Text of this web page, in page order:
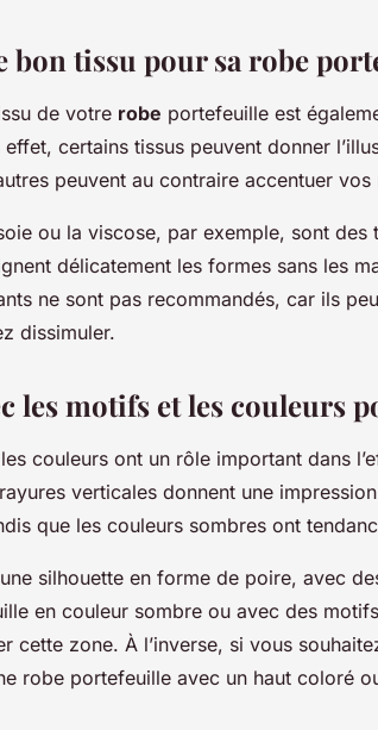
bon tissu pour sa robe
de votre robe portefeuille est
certains tissus peuvent donner
peuvent au contraire accentuer vos
ou la viscose, par exemple, sont
délicatement les formes sans les
ne sont pas recommandés, car ils
dissimuler.
les motifs et les couleurs
couleurs ont un rôle important dans
verticales donnent une
que les couleurs sombres ont
silhouette en forme de poire, avec
en couleur sombre ou avec des
cette zone. À l’inverse, si vous
robe portefeuille avec un haut coloré